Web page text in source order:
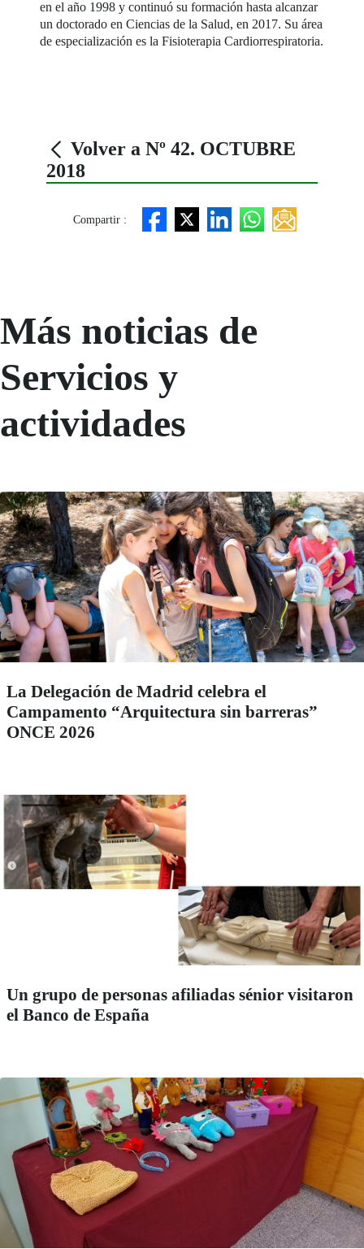
en el año 1998 y continuó su formación hasta alcanzar
un doctorado en Ciencias de la Salud, en 2017. Su área
de especialización es la Fisioterapia Cardiorrespiratoria.
Volver a Nº 42. OCTUBRE
2018
Compartir :
Más noticias de
Servicios y
actividades
La Delegación de Madrid celebra el
Campamento “Arquitectura sin barreras”
ONCE 2026
Un grupo de personas afiliadas sénior visitaron
el Banco de España